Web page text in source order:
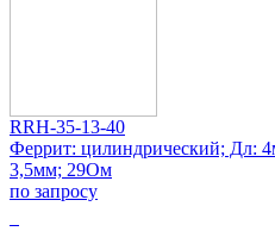
RRH-35-13-40
Феррит: цилиндрический; Дл:
3,5мм; 29Ом
по запросу